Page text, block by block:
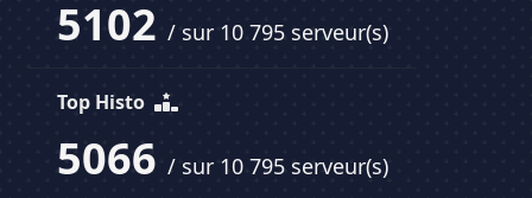
5102 / sur 10 795 serveur(s)
Top Histo
5066 / sur 10 795 serveur(s)